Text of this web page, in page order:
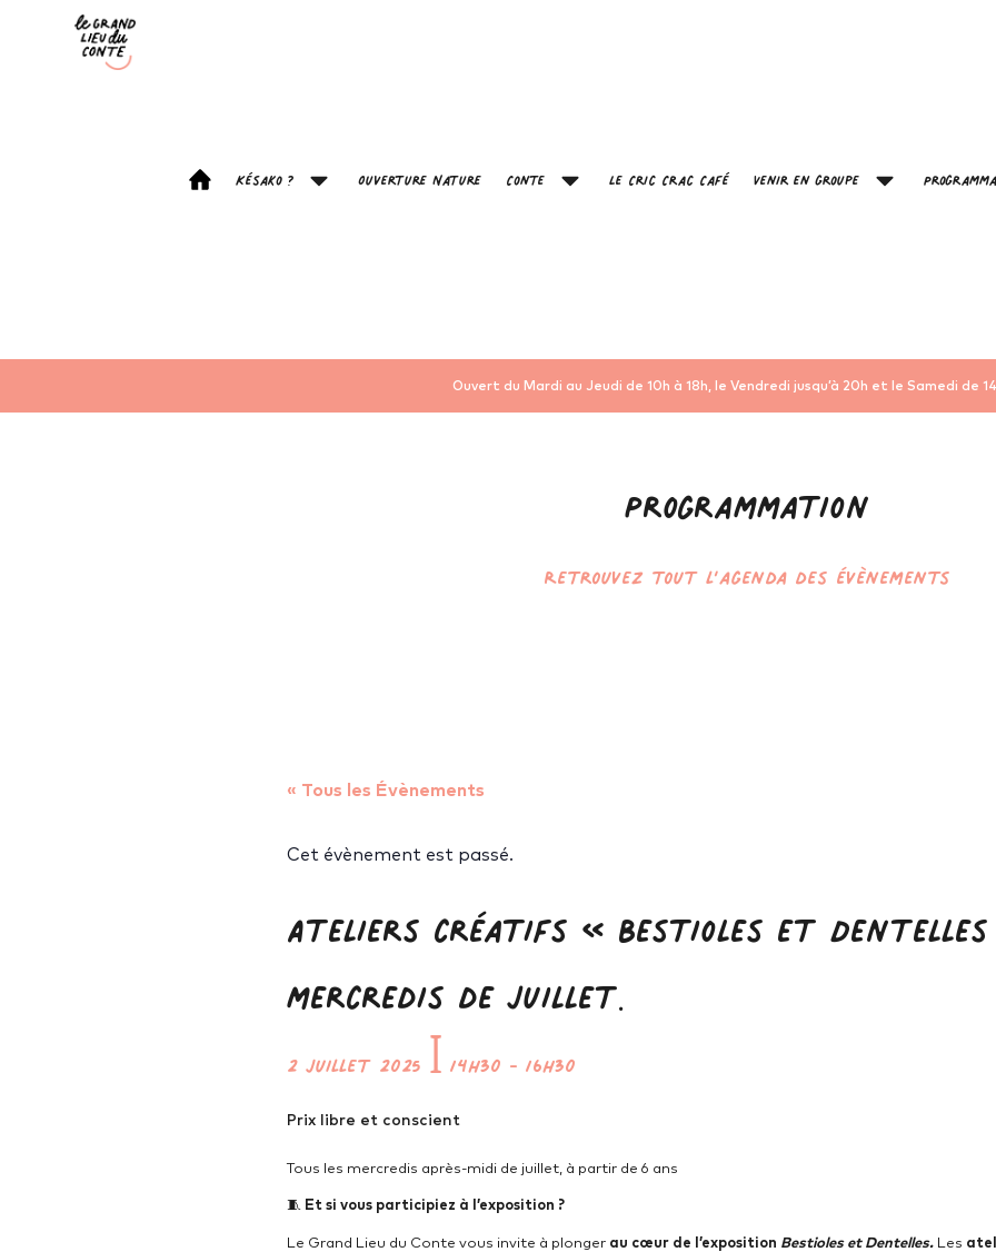
Késako ? Ouverture Nature Conte Le Cric Crac Café Venir en groupe
Ouvert du Mardi au Jeudi de 10h à 18h, le Vendredi jusqu’à 20h et le Samedi de
Programmation
Retrouvez tout l’agenda des évènements
« Tous les Évènements
Cet évènement est passé.
Ateliers créatifs « Bestioles et
mercredis de juillet.
2 juillet 2025 ꟾ 14h30 - 16h30
Prix libre et conscient
Tous les mercredis après-midi de juillet, à partir de 6 ans
🧵 Et si vous participiez à l’exposition ?
Le Grand Lieu du Conte vous invite à plonger au cœur de l’exposition Bestioles et Dentelles. Les